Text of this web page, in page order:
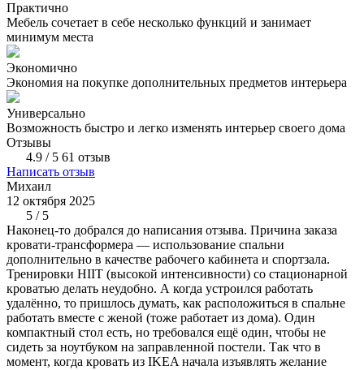
Практично
Мебель сочетает в себе несколько функций и занимает
минимум места
Экономично
Экономия на покупке дополнительных предметов интерьера
Универсально
Возможность быстро и легко изменять интерьер своего дома
Отзывы
4.9 / 5 61 отзыв
Написать отзыв
Михаил
12 октября 2025
5 / 5
Наконец-то добрался до написания отзыва. Причина заказа
кровати-трансформера — использование спальни
дополнительно в качестве рабочего кабинета и спортзала.
Тренировки HIIT (высокой интенсивности) со стационарной
кроватью делать неудобно. А когда устроился работать
удалённо, то пришлось думать, как расположиться в спальне
работать вместе с женой (тоже работает из дома). Один
компактный стол есть, но требовался ещё один, чтобы не
сидеть за ноутбуком на заправленной постели. Так что в
момент, когда кровать из IKEA начала изъявлять желание